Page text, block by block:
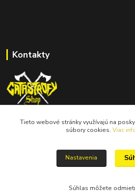
Kontakty
catastrofy.shop@gmail.com
Tieto webové stránky využívajú na
súbory cookies. Viac
Nastavenia
Súhlas môžete